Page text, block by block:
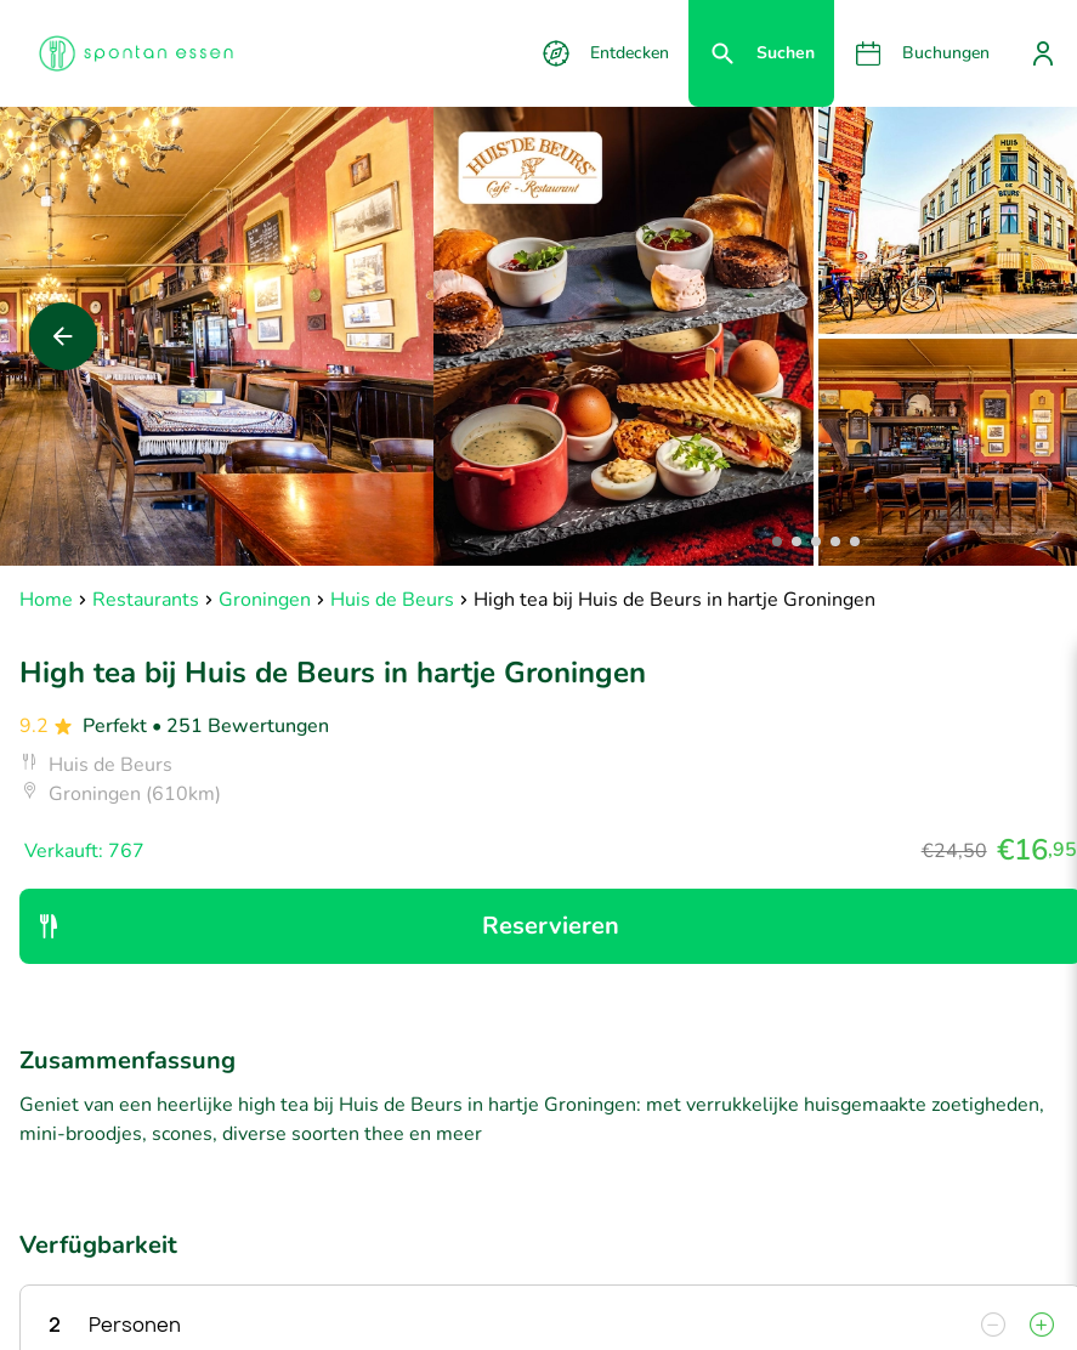
Entdecken Suchen Buchungen
Home Restaurants Groningen Huis de Beurs High tea bij Huis de Beurs in hartje Groningen
High tea bij Huis de Beurs in hartje Groningen
9.2 Perfekt • 251 Bewertungen
Huis de Beurs
Groningen (610km)
Verkauft: 767 €24,50 €16,95
Reservieren
Zusammenfassung
Geniet van een heerlijke high tea bij Huis de Beurs in hartje Groningen: met verrukkelijke huisgemaakte zoetigheden,
mini-broodjes, scones, diverse soorten thee en meer
Verfügbarkeit
2 Personen